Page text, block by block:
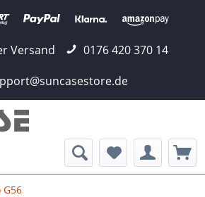
Versand
0176 420 370 14
G56